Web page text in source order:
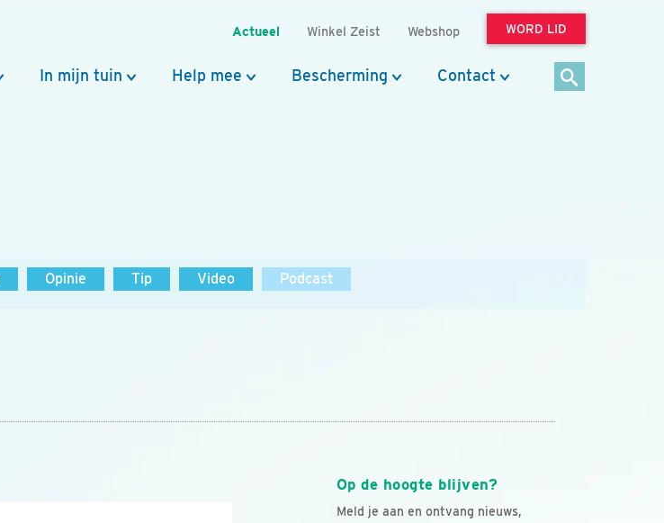
Actueel Winkel Zeist Webshop WORD LID
In mijn tuin Help mee Bescherming Contact
Opinie Tip Video Podcast
Op de hoogte blijven?
Meld je aan en ontvang nieuws,